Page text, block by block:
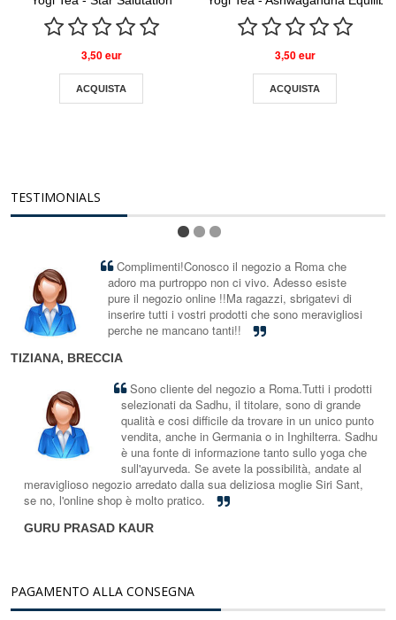
3,50 eur
ACQUISTA
3,50 eur
ACQUISTA
TESTIMONIALS
Complimenti!Conosco il negozio a Roma che
adoro ma purtroppo non ci vivo. Adesso esiste
pure il negozio online !!Ma ragazzi, sbrigatevi di
inserire tutti i vostri prodotti che sono meravigliosi
perche ne mancano tanti!!
TIZIANA, BRECCIA
Sono cliente del negozio a Roma.Tutti i prodotti
selezionati da Sadhu, il titolare, sono di grande
qualità e cosi difficile da trovare in un unico punto
vendita, anche in Germania o in Inghilterra. Sadhu
è una fonte di informazione tanto sullo yoga che
sull'ayurveda. Se avete la possibilità, andate al
meraviglioso negozio arredato dalla sua deliziosa moglie Siri Sant,
se no, l'online shop è molto pratico.
GURU PRASAD KAUR
PAGAMENTO ALLA CONSEGNA